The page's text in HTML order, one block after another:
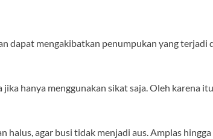
dapat mengakibatkan penumpukan yang
hanya menggunakan sikat saja. Oleh karena
agar busi tidak menjadi aus. Amplas